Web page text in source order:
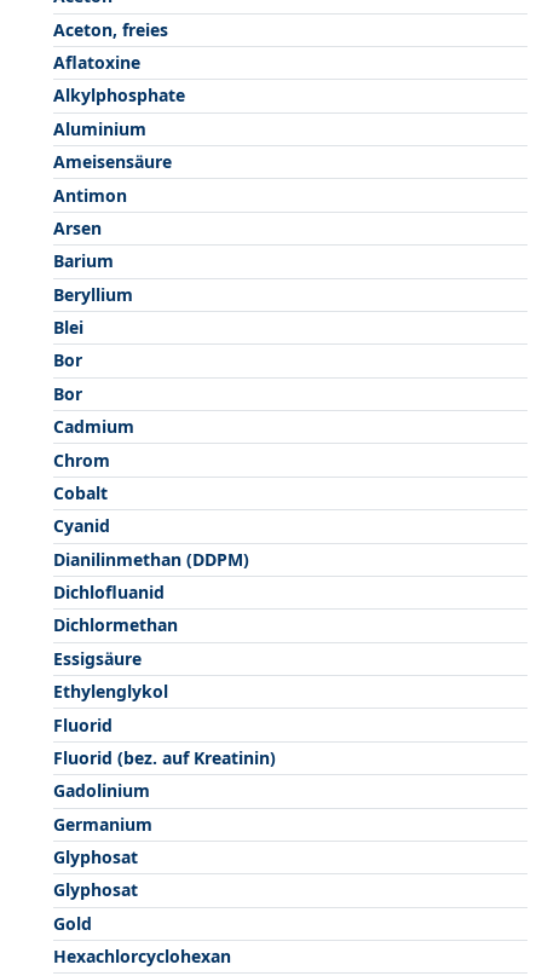
Aceton, freies
Aflatoxine
Alkylphosphate
Aluminium
Ameisensäure
Antimon
Arsen
Barium
Beryllium
Blei
Bor
Bor
Cadmium
Chrom
Cobalt
Cyanid
Dianilinmethan (DDPM)
Dichlofluanid
Dichlormethan
Essigsäure
Ethylenglykol
Fluorid
Fluorid (bez. auf Kreatinin)
Gadolinium
Germanium
Glyphosat
Glyphosat
Gold
Hexachlorcyclohexan